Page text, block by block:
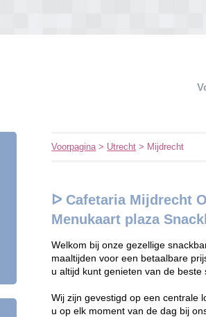
Voorpagina> Utrecht > Mijdrecht
ᐅ Cafetaria Mijdrecht
Menukaart plaza
Welkom bij onze gezellige
maaltijden voor een betaalbare
u altijd kunt genieten van de beste
Wij zijn gevestigd op een centrale
u op elk moment van de dag bij